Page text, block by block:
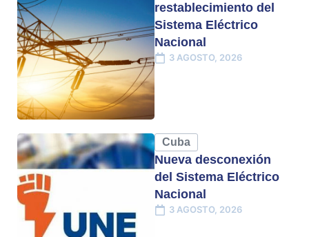
restablecimiento del
Sistema Eléctrico
Nacional
3 AGOSTO, 2026
Cuba
Nueva desconexión
del Sistema Eléctrico
Nacional
3 AGOSTO, 2026